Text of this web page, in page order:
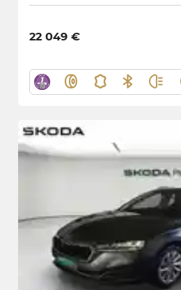
22 049 €